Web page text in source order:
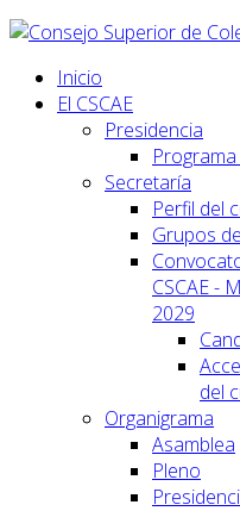
Inicio
El CSCAE
Presidencia
Secretaría
Perfil del
Grupos
CSCAE -
2029
del
Organigrama
Asamblea
Pleno